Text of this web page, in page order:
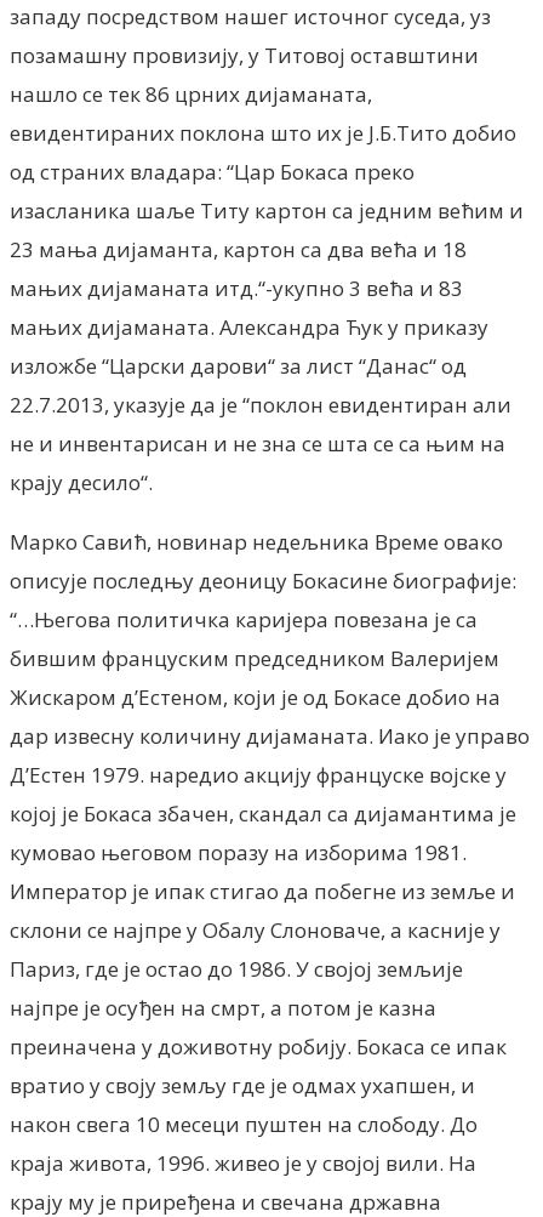
западу посредством нашег источног суседа, уз
позамашну провизију, у Титовој оставштини
нашло се тек 86 црних дијаманата,
евидентираних поклона што их је Ј.Б.Тито добио
од страних владара: “Цар Бокаса преко
изасланика шаље Титу картон са једним већим и
23 мања дијаманта, картон са два већа и 18
мањих дијаманата итд.“-укупно 3 већа и 83
мањих дијаманата. Александра Ћук у приказу
изложбе “Царски дарови“ за лист “Данас“ од
22.7.2013, указује да је “поклон евидентиран али
не и инвентарисан и не зна се шта се са њим на
крају десило“.
Марко Савић, новинар недељника Време овако
описује последњу деоницу Бокасине биографије:
“…Његова политичка каријера повезана је са
бившим француским председником Валеријем
Жискаром д’Естеном, који је од Бокасе добио на
дар извесну количину дијаманата. Иако је управо
Д’Естен 1979. наредио акцију француске војске у
којој је Бокаса збачен, скандал са дијамантима је
кумовао његовом поразу на изборима 1981.
Император је ипак стигао да побегне из земље и
склони се најпре у Обалу Слоноваче, а касније у
Париз, где је остао до 1986. У својој земљије
најпре је осуђен на смрт, а потом је казна
преиначена у доживотну робију. Бокаса се ипак
вратио у своју земљу где је одмах ухапшен, и
након свега 10 месеци пуштен на слободу. До
краја живота, 1996. живео је у својој вили. На
крају му је приређена и свечана државна